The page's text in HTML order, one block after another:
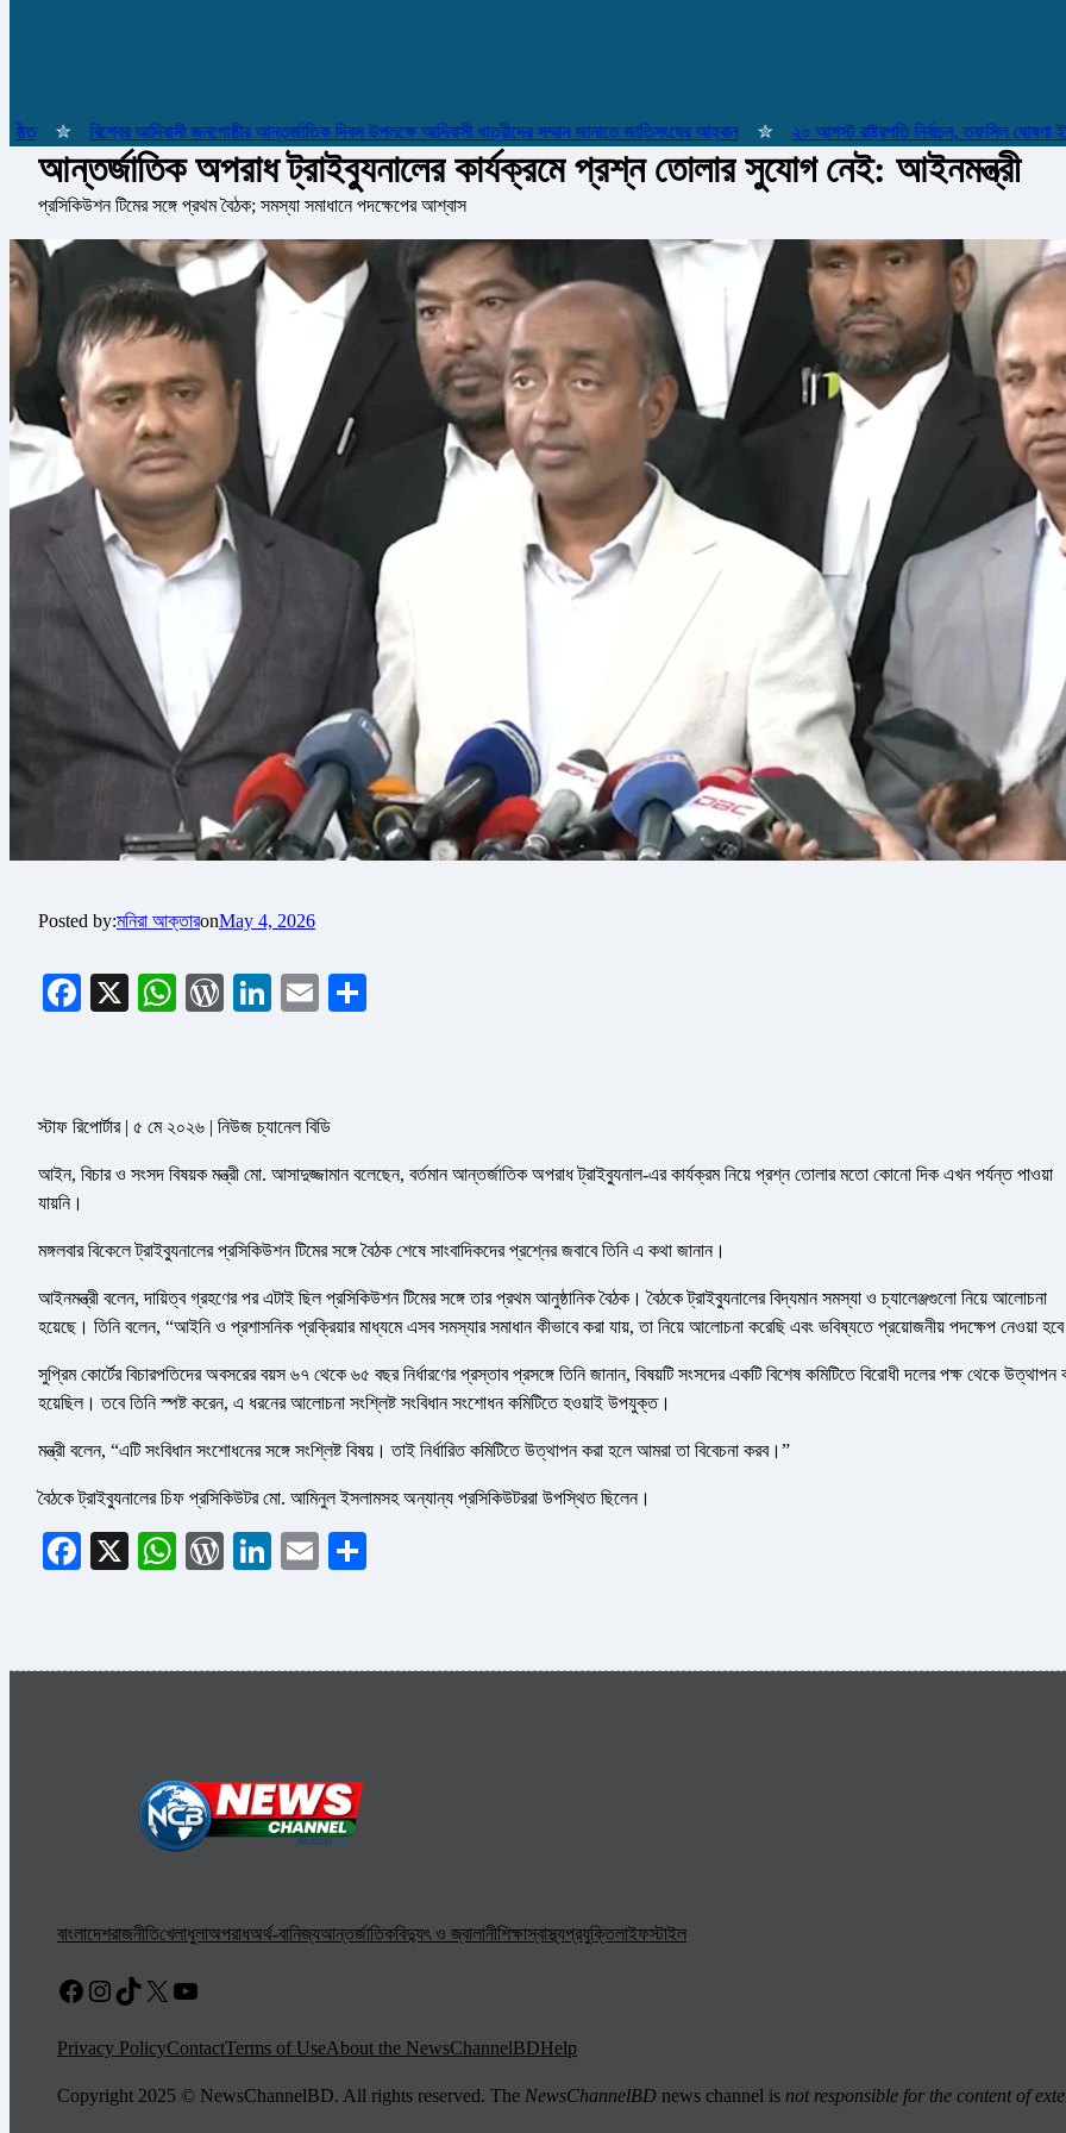
✮ বিশ্বের আদিবাসী জনগোষ্ঠীর আন্তর্জাতিক দিবস উপলক্ষে আদিবাসী ধাত্রীদের সম্মান জানাতে জাতিসংঘের আহ্বান ✮ ২০ আগস্ট রাষ্ট্রপতি নির্বাচন, তফসিল ঘোষণা ইসির
আন্তর্জাতিক অপরাধ ট্রাইব্যুনালের কার্যক্রমে প্রশ্ন তোলার সুযোগ নেই: আইনমন্ত্রী
প্রসিকিউশন টিমের সঙ্গে প্রথম বৈঠক; সমস্যা সমাধানে পদক্ষেপের আশ্বাস
Posted by:মনিরা আক্তারonMay 4, 2026
Facebook
X WhatsApp
WordPress
LinkedIn
Email
স্টাফ রিপোর্টার | ৫ মে ২০২৬ | নিউজ চ্যানেল বিডি
আইন, বিচার ও সংসদ বিষয়ক মন্ত্রী মো. আসাদুজ্জামান বলেছেন, বর্তমান আন্তর্জাতিক অপরাধ ট্রাইব্যুনাল-এর কার্যক্রম নিয়ে প্রশ্ন তোলার মতো কোনো দিক এখন পর্যন্ত পাওয়া
যায়নি।
মঙ্গলবার বিকেলে ট্রাইব্যুনালের প্রসিকিউশন টিমের সঙ্গে বৈঠক শেষে সাংবাদিকদের প্রশ্নের জবাবে তিনি এ কথা জানান।
আইনমন্ত্রী বলেন, দায়িত্ব গ্রহণের পর এটাই ছিল প্রসিকিউশন টিমের সঙ্গে তার প্রথম আনুষ্ঠানিক বৈঠক। বৈঠকে ট্রাইব্যুনালের বিদ্যমান সমস্যা ও চ্যালেঞ্জগুলো নিয়ে আলোচনা
হয়েছে। তিনি বলেন, “আইনি ও প্রশাসনিক প্রক্রিয়ার মাধ্যমে এসব সমস্যার সমাধান কীভাবে করা যায়, তা নিয়ে আলোচনা করেছি এবং ভবিষ্যতে প্রয়োজনীয় পদক্ষেপ নেওয়া
সুপ্রিম কোর্টের বিচারপতিদের অবসরের বয়স ৬৭ থেকে ৬৫ বছর নির্ধারণের প্রস্তাব প্রসঙ্গে তিনি জানান, বিষয়টি সংসদের একটি বিশেষ কমিটিতে বিরোধী দলের পক্ষ থেকে উত্থাপন
হয়েছিল। তবে তিনি স্পষ্ট করেন, এ ধরনের আলোচনা সংশ্লিষ্ট সংবিধান সংশোধন কমিটিতে হওয়াই উপযুক্ত।
মন্ত্রী বলেন, “এটি সংবিধান সংশোধনের সঙ্গে সংশ্লিষ্ট বিষয়। তাই নির্ধারিত কমিটিতে উত্থাপন করা হলে আমরা তা বিবেচনা করব।”
বৈঠকে ট্রাইব্যুনালের চিফ প্রসিকিউটর মো. আমিনুল ইসলামসহ অন্যান্য প্রসিকিউটররা উপস্থিত ছিলেন।
Facebook
X WhatsApp
WordPress
LinkedIn
Email
বাংলাদেশরাজনীতিখেলাধুলাঅপরাধঅর্থ-বানিজ্যআন্তর্জাতিকবিদ্যুৎ ও জ্বালানীশিক্ষাস্বাস্থ্যপ্রযুক্তিলাইফস্টাইল
Facebook
Instagram
TikTok
X YouTube
Privacy PolicyContactTerms of UseAbout the NewsChannelBDHelp
Copyright 2025 © NewsChannelBD. All rights reserved. The NewsChannelBD news channel is not responsible for the content of